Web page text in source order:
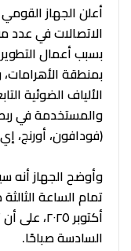
أعلن الجهاز
الاتصالات في عدد
بسبب أعمال
بمنطقة
الألياف الضوئية
والمستخدمة في
(فودافون، أورنج،
وأوضح الجهاز أنه
أكتوبر
السادسة صباحًا.